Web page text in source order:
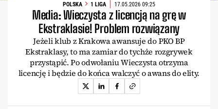
POLSKA 1 LIGA 17.05.2026 09:25
Media: Wieczysta z licencją na grę w
Ekstraklasie! Problem rozwiązany
Jeżeli klub z Krakowa awansuje do PKO BP
Ekstraklasy, to ma zamiar do tychże rozgrywek
przystąpić. Po odwołaniu Wieczysta otrzyma
licencję i będzie do końca walczyć o awans do elity.